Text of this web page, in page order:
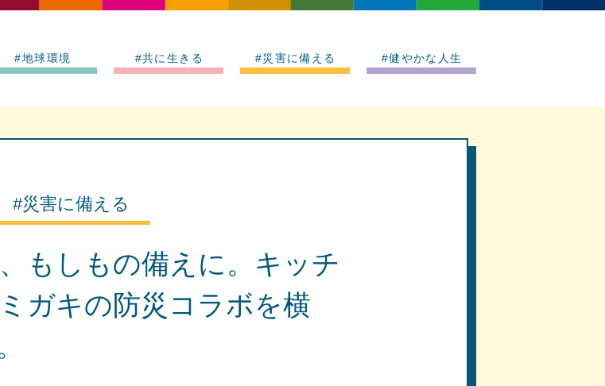
#地球環境 #共に生きる #災害に備える #健やかな人生
#災害に備える
もしもの備えに。キッチ
ガキの防災コラボを横